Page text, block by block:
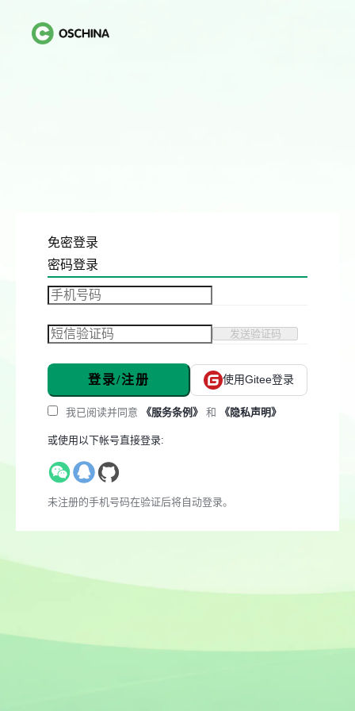
免密登录
密码登录
发送验证码
登录/注册 使用Gitee登录
我已阅读并同意 《服务条例》 和 《隐私声明》
或使用以下帐号直接登录:
未注册的手机号码在验证后将自动登录。